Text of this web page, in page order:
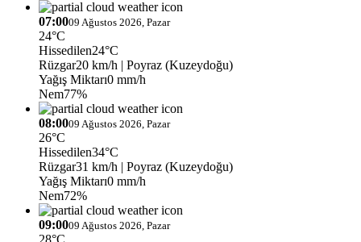
07:0009 Ağustos 2026, Pazar
24°C
Hissedilen24°C
Rüzgar20 km/h | Poyraz (Kuzeydoğu)
Yağış Miktarı0 mm/h
Nem77%
08:0009 Ağustos 2026, Pazar
26°C
Hissedilen34°C
Rüzgar31 km/h | Poyraz (Kuzeydoğu)
Yağış Miktarı0 mm/h
Nem72%
09:0009 Ağustos 2026, Pazar
28°C